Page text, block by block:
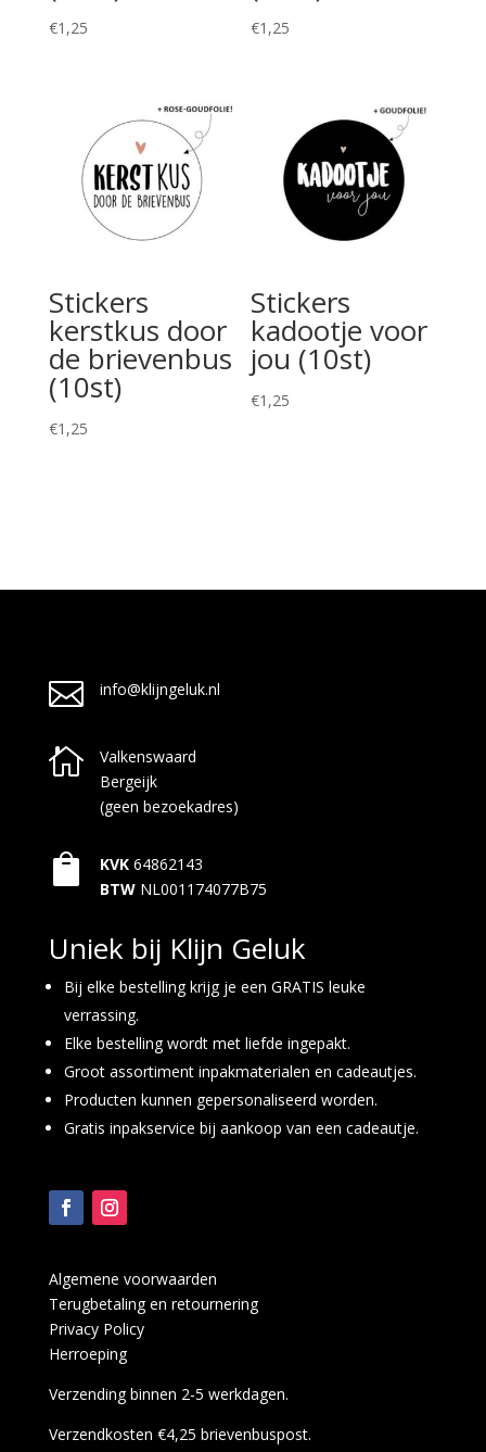
€1,25 €1,25
Stickers
kerstkus door
de brievenbus
(10st)
€1,25
Stickers
kadootje voor
jou (10st)
€1,25
 info@klijngeluk.nl

Valkenswaard
Bergeijk
(geen bezoekadres)
 KVK 64862143
BTW NL001174077B75
Uniek bij Klijn Geluk
Bij elke bestelling krijg je een GRATIS leuke
verrassing.
Elke bestelling wordt met liefde ingepakt.
Groot assortiment inpakmaterialen en cadeautjes.
Producten kunnen gepersonaliseerd worden.
Gratis inpakservice bij aankoop van een cadeautje.
Algemene voorwaarden
Terugbetaling en retournering
Privacy Policy
Herroeping
Verzending binnen 2-5 werkdagen.
Verzendkosten €4,25 brievenbuspost.